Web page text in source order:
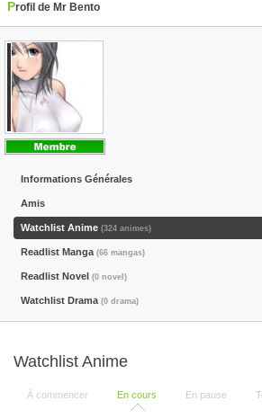
Profil de Mr Bento
Informations Générales
Amis
Watchlist Anime (324 animes)
Readlist Manga (66 mangas)
Readlist Novel (0 novel)
Watchlist Drama (0 drama)
Watchlist Anime
À commencer En cours En pause